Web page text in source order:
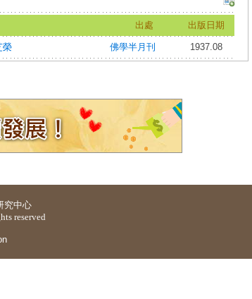
出處 出版日期
榮 佛學半月刊 1937.08
究中心
reserved